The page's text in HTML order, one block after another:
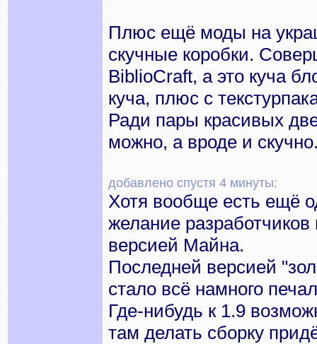
Плюс ещё моды на
скучные коробки.
BiblioCraft, а это куча
куча, плюс с
Ради пары красивых
можно, а вроде и
добавлено спустя 4 минуты:
Хотя вообще есть ещё
желание
версией Майна.
Последней версией
стало всё намного
Где-нибудь к 1.9
там делать сборку